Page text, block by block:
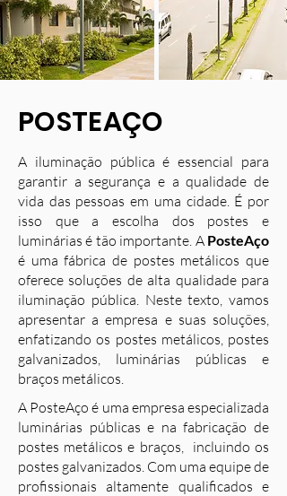
POSTEAÇO
A iluminação pública é essencial para
garantir a segurança e a qualidade de
vida das pessoas em uma cidade. É por
isso que a escolha dos postes e
luminárias é tão importante. A PosteAço
é uma fábrica de postes metálicos que
oferece soluções de alta qualidade para
iluminação pública. Neste texto, vamos
apresentar a empresa e suas soluções,
enfatizando os postes metálicos, postes
galvanizados, luminárias públicas e
braços metálicos.
A PosteAço é uma empresa especializada
luminárias públicas e na fabricação de
postes metálicos e braços, incluindo os
postes galvanizados. Com uma equipe de
profissionais altamente qualificados e